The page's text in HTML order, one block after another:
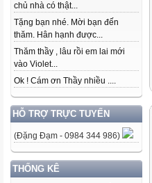
chủ nhà có thật...
Tặng bạn nhé. Mời bạn đến
thăm. Hân hạnh được...
Thăm thầy , lâu rồi em lai mới
vào Violet...
Ok ! Cám ơn Thầy nhiều ....
HỖ TRỢ TRỰC TUYẾN
(Đặng Đạm - 0984 344 986)
THỐNG KÊ